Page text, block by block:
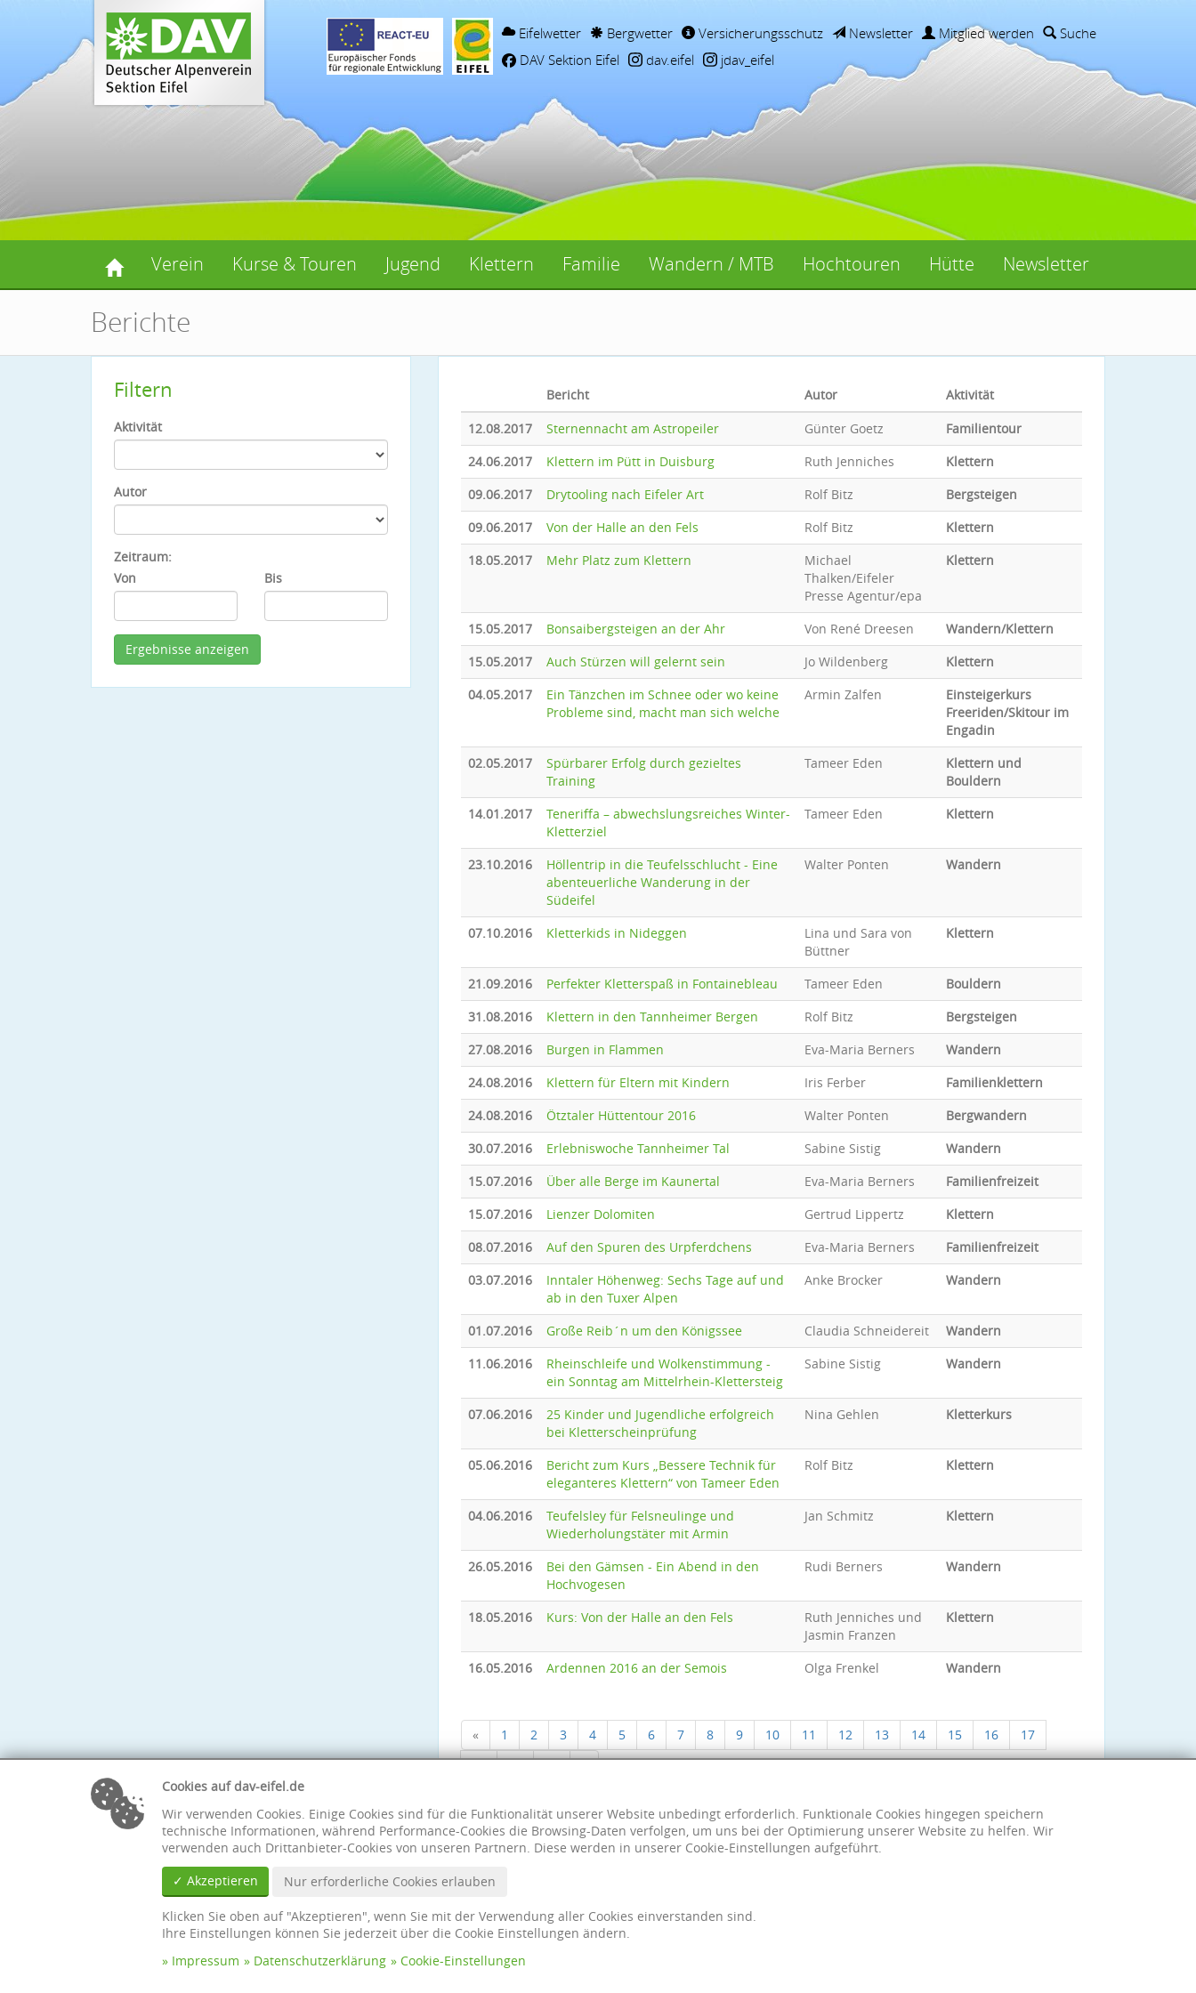
Eifelwetter Bergwetter Versicherungsschutz Newsletter Mitglied werden
Suche
DAV Sektion Eifel
dav.eifel jdav_eifel
Verein Kurse & Touren Jugend Klettern Familie Wandern / MTB Hochtouren Hütte Newsletter
Berichte
Filtern
Aktivität
Autor
Zeitraum:
Von
Bis
Bericht Autor
Aktivität
12.08.2017
Sternennacht am Astropeiler Günter Goetz
Familientour
24.06.2017
Klettern im Pütt in Duisburg Ruth Jenniches
Klettern
09.06.2017
Drytooling nach Eifeler Art Rolf Bitz
Bergsteigen
09.06.2017
Von der Halle an den Fels Rolf Bitz
Klettern
18.05.2017
Mehr Platz zum Klettern
Michael
Thalken/Eifeler
Presse Agentur/epa
Klettern
15.05.2017 Bonsaibergsteigen an der Ahr Von René Dreesen
Wandern/Klettern
15.05.2017
Auch Stürzen will gelernt sein Jo Wildenberg
Klettern
04.05.2017
Ein Tänzchen im Schnee oder wo keine
Probleme sind, macht man sich welche
Armin Zalfen
Einsteigerkurs
Freeriden/Skitour im
Engadin
02.05.2017
Spürbarer Erfolg durch gezieltes
Training
Tameer Eden
Klettern und
Bouldern
14.01.2017
Teneriffa – abwechslungsreiches Winter-
Kletterziel
Tameer Eden Klettern
23.10.2016
Höllentrip in die Teufelsschlucht - Eine
abenteuerliche Wanderung in der
Südeifel
Walter Ponten Wandern
07.10.2016 Kletterkids in Nideggen
Lina und Sara von
Büttner
Klettern
21.09.2016 Perfekter Kletterspaß in Fontainebleau Tameer Eden
Bouldern
31.08.2016
Klettern in den Tannheimer Bergen Rolf Bitz
Bergsteigen
27.08.2016
Burgen in Flammen Eva-Maria Berners
Wandern
24.08.2016
Klettern für Eltern mit Kindern Iris Ferber
Familienklettern
24.08.2016
Ötztaler Hüttentour 2016 Walter Ponten
Bergwandern
30.07.2016
Erlebniswoche Tannheimer Tal Sabine Sistig
Wandern
15.07.2016
Über alle Berge im Kaunertal Eva-Maria Berners
Familienfreizeit
15.07.2016
Lienzer Dolomiten Gertrud Lippertz
Klettern
08.07.2016
Auf den Spuren des Urpferdchens Eva-Maria Berners
Familienfreizeit
03.07.2016
Inntaler Höhenweg: Sechs Tage auf und
ab in den Tuxer Alpen
Anke Brocker Wandern
01.07.2016 Große Reib´n um den Königssee Claudia Schneidereit
Wandern
11.06.2016
Rheinschleife und Wolkenstimmung -
ein Sonntag am Mittelrhein-Klettersteig
Sabine Sistig Wandern
07.06.2016
25 Kinder und Jugendliche erfolgreich
bei Kletterscheinprüfung
Nina Gehlen Kletterkurs
05.06.2016
Bericht zum Kurs „Bessere Technik für
eleganteres Klettern“ von Tameer Eden
Rolf Bitz Klettern
04.06.2016
Teufelsley für Felsneulinge und
Wiederholungstäter mit Armin
Jan Schmitz Klettern
26.05.2016
Bei den Gämsen - Ein Abend in den
Hochvogesen
Rudi Berners Wandern
18.05.2016 Kurs: Von der Halle an den Fels
Ruth Jenniches und
Jasmin Franzen
Klettern
16.05.2016 Ardennen 2016 an der Semois Olga Frenkel Wandern
« 1 2 3 4 5 6 7 8 9 10 11 12 13 14 15 16
17
18
19 20 »
Cookies auf dav-eifel.de
Wir verwenden Cookies. Einige Cookies sind für die Funktionalität unserer Website unbedingt erforderlich. Funktionale Cookies hingegen speichern
technische Informationen, während Performance-Cookies die Browsing-Daten verfolgen, um uns bei der Optimierung unserer Website zu helfen. Wir
verwenden auch Drittanbieter-Cookies von unseren Partnern. Diese werden in unserer Cookie-Einstellungen aufgeführt.
✓ Akzeptieren
Nur erforderliche Cookies erlauben
Klicken Sie oben auf "Akzeptieren", wenn Sie mit der Verwendung aller Cookies einverstanden sind.
Ihre Einstellungen können Sie jederzeit über die Cookie Einstellungen ändern.
Impressum
Datenschutzerklärung Cookie-Einstellungen